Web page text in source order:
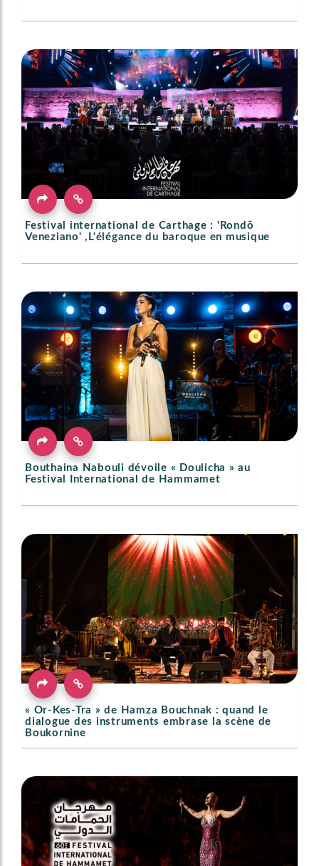
Festival international de Carthage : 'Rondō
Veneziano' ,L'élégance du baroque en musique
Bouthaina Nabouli dévoile « Doulicha » au
Festival International de Hammamet
« Or-Kes-Tra » de Hamza Bouchnak : quand le
dialogue des instruments embrase la scène de
Boukornine